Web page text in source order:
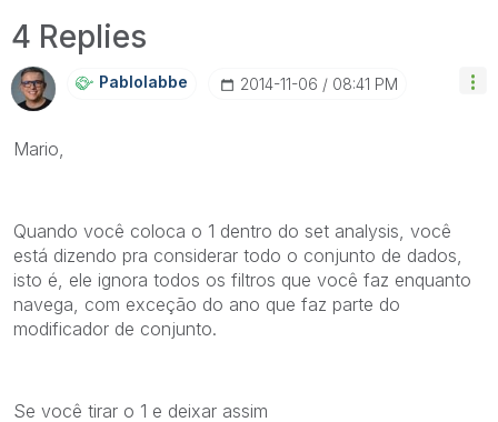
4 Replies
Pablolabbe ‎2014-11-06 08:41 PM
Mario,
Quando você coloca o 1 dentro do set analysis, você
está dizendo pra considerar todo o conjunto de dados,
isto é, ele ignora todos os filtros que você faz enquanto
navega, com exceção do ano que faz parte do
modificador de conjunto.
Se você tirar o 1 e deixar assim